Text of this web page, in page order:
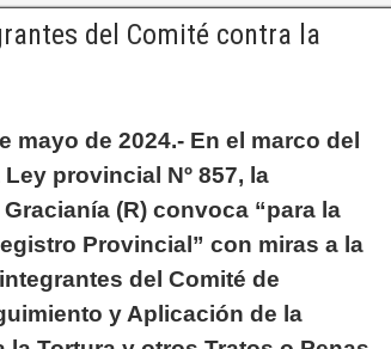
del Comité contra la
mayo de 2024.- En el marco del
provincial Nº 857, la
(R) convoca “para la
Provincial” con miras a la
del Comité de
y Aplicación de la